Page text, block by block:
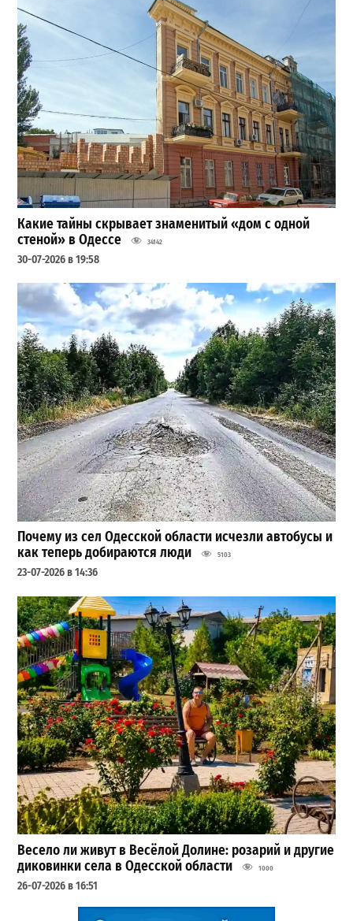
Какие тайны скрывает знаменитый «дом с одной
стеной» в Одессе
34142
30-07-2026 в 19:58
Почему из сел Одесской области исчезли автобусы и
как теперь добираются люди
5103
23-07-2026 в 14:36
Весело ли живут в Весёлой Долине: розарий и другие
диковинки села в Одесской области
1000
26-07-2026 в 16:51